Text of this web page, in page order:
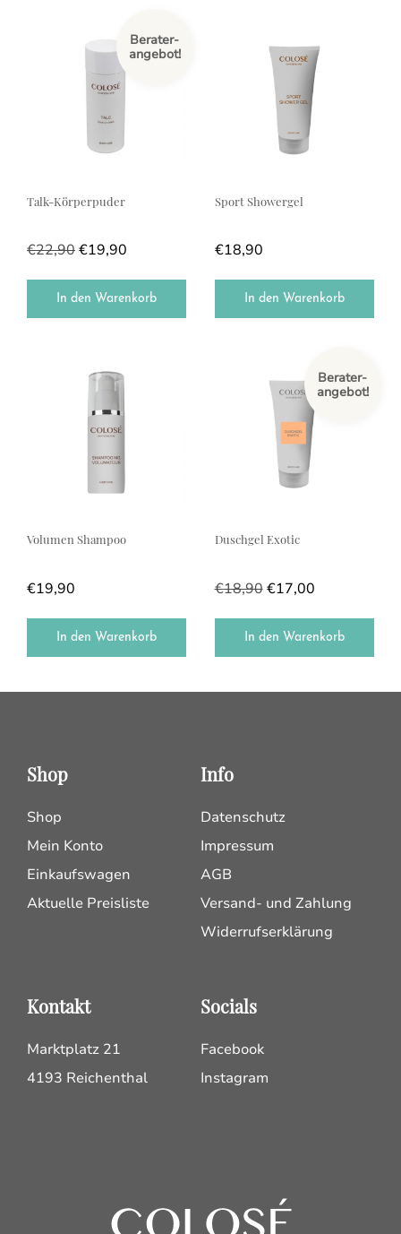
Berater-
angebot!
Talk-Körperpuder
€22,90€19,90
In den Warenkorb
Sport Showergel
€18,90
In den Warenkorb
Volumen Shampoo
€19,90
In den Warenkorb
Berater-
angebot!
Duschgel Exotic
€18,90 €17,00
In den Warenkorb
Shop
Shop
Mein Konto
Einkaufswagen
Aktuelle Preisliste
Info
Datenschutz
Impressum
AGB
Versand- und Zahlung
Widerrufserklärung
Kontakt
Marktplatz 21
4193 Reichenthal
Socials
Facebook
Instagram